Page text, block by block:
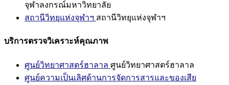
จุฬาลงกรณ์มหาวิทยาลัย
สถานีวิทยุแห่งจุฬาฯ สถานีวิทยุแห่งจุฬาฯ
บริการตรวจวิเคราะห์คุณภาพ
ศูนย์วิทยาศาสตร์ฮาลาล ศูนย์วิทยาศาสตร์ฮาลาล
ศูนย์ความเป็นเลิศด้านการจัดการสารและของเสีย